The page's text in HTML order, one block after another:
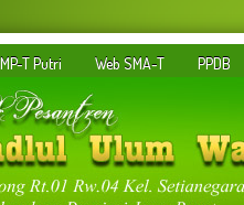
T Putri Web SMA-T PPDB